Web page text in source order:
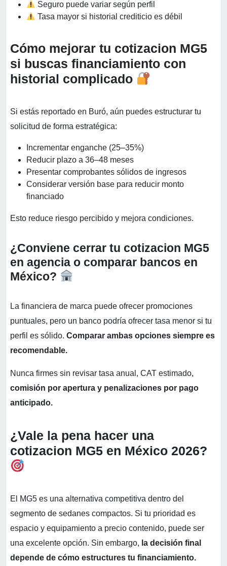
Seguro puede variar según perfil
Tasa mayor si historial crediticio es débil
Cómo mejorar tu cotizacion MG5
si buscas financiamiento con
historial complicado
Si estás reportado en Buró, aún puedes estructurar tu
solicitud de forma estratégica:
Incrementar enganche (25–35%)
Reducir plazo a 36–48 meses
Presentar comprobantes sólidos de ingresos
Considerar versión base para reducir monto
financiado
Esto reduce riesgo percibido y mejora condiciones.
¿Conviene cerrar tu cotizacion MG5
en agencia o comparar bancos en
México?
La financiera de marca puede ofrecer promociones
puntuales, pero un banco podría ofrecer tasa menor si tu
perfil es sólido. Comparar ambas opciones siempre es
recomendable.
Nunca firmes sin revisar tasa anual, CAT estimado,
comisión por apertura y penalizaciones por pago
anticipado.
¿Vale la pena hacer una
cotizacion MG5 en México 2026?
El MG5 es una alternativa competitiva dentro del
segmento de sedanes compactos. Si tu prioridad es
espacio y equipamiento a precio contenido, puede ser
una excelente opción. Sin embargo, la decisión final
depende de cómo estructures tu financiamiento.